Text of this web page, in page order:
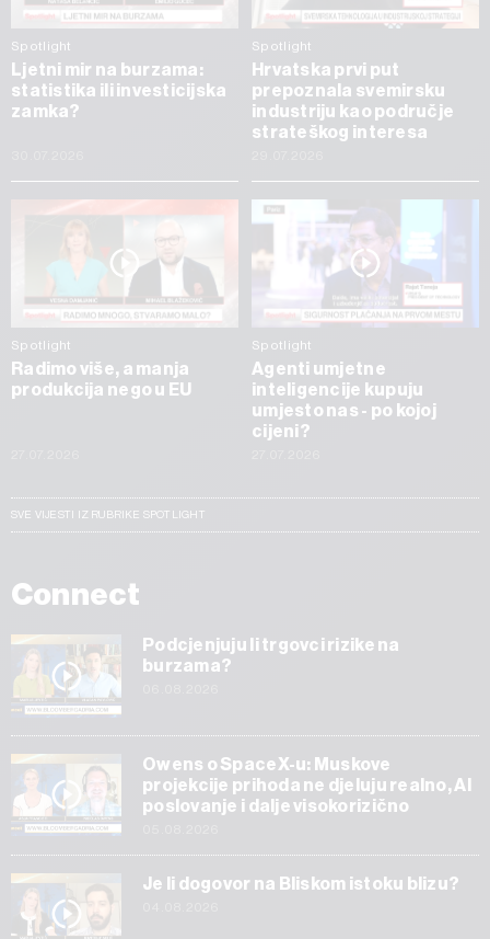
Spotlight
Ljetni mir na burzama:
statistika ili investicijska
zamka?
Spotlight
Hrvatska prvi put
prepoznala svemirsku
industriju kao područje
strateškog interesa
Spotlight
Radimo više, a manja
produkcija nego u EU
Spotlight
Agenti umjetne
inteligencije kupuju
umjesto nas - po kojoj
cijeni?
SVE VIJESTI IZ RUBRIKE SPOTLIGHT
Connect
Podcjenjuju li trgovci rizike na
burzama?
Owens o SpaceX-u: Muskove
projekcije prihoda ne djeluju realno, AI
poslovanje i dalje visokorizično
Je li dogovor na Bliskom istoku blizu?